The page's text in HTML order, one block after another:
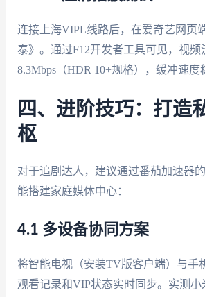
连接上海VIPL线路后，在爱奇艺网页
泰》。通过F12开发者工具可见，视频
8.3Mbps（HDR 10+规格），缓冲速度
四、进阶技巧：打造
枢
对于追剧达人，建议通过番茄加速器
能搭建家庭媒体中心：
4.1 多设备协同方案
将智能电视（安装TV版客户端）与手
观看记录和VIP状态实时同步。实测